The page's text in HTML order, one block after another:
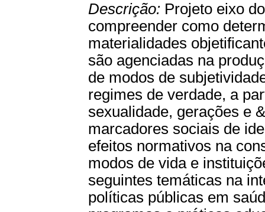
Descrição: Projeto eixo
compreender como
materialidades
são agenciadas na
de modos de
regimes de verdade, a
sexualidade, gerações e
marcadores sociais de
efeitos normativos na
modos de vida e
seguintes temáticas na
políticas públicas em